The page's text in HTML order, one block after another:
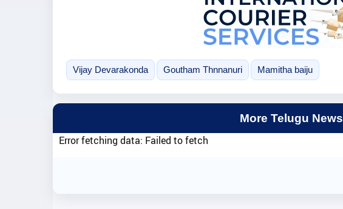
Vijay Devarakonda Goutham Thnnanuri Mamitha baiju
More Telugu News
Error fetching data: Failed to fetch